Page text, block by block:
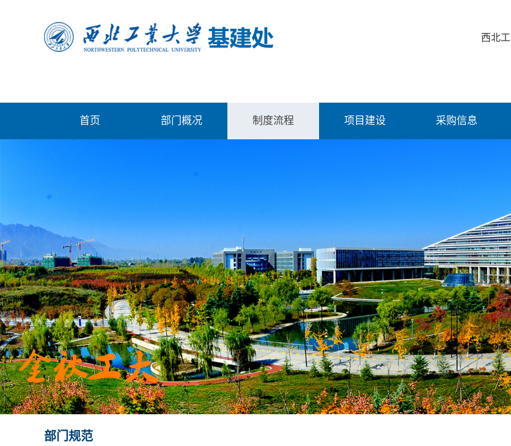
西北
首页 部门概况 制度流程 项目建设 采购信息
部门规范